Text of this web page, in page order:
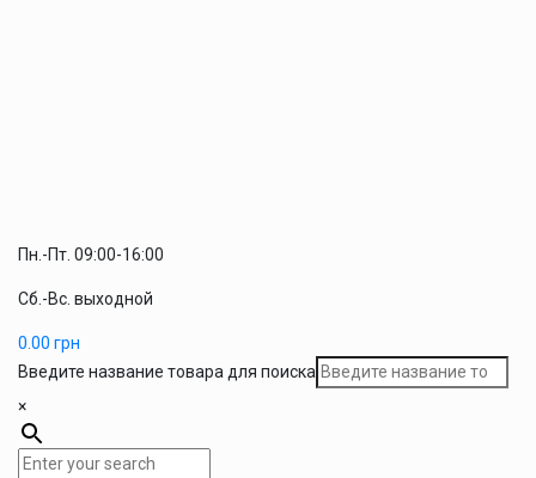
Пн.-Пт. 09:00-16:00
Сб.-Вс. выходной
0.00 грн
Введите название товара для поиска
×